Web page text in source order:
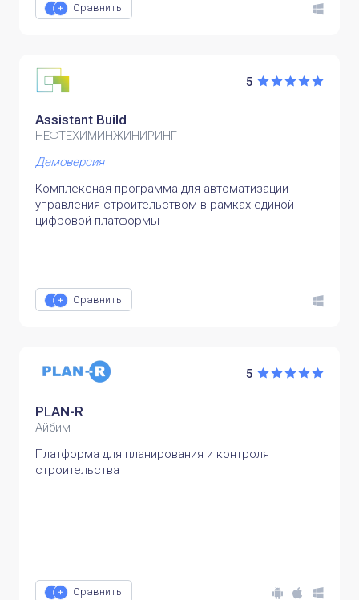
Сравнить
5
Assistant Build
НЕФТЕХИМИНЖИНИРИНГ
Демоверсия
Комплексная программа для автоматизации
управления строительством в рамках единой
цифровой платформы
Сравнить
5
PLAN-R
Айбим
Платформа для планирования и контроля
строительства
Сравнить